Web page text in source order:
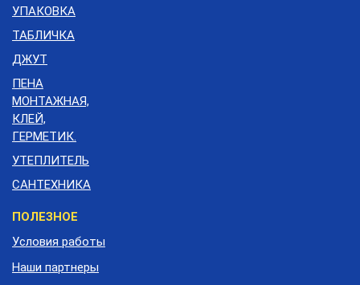
УПАКОВКА
ТАБЛИЧКА
ДЖУТ
ПЕНА
МОНТАЖНАЯ,
КЛЕЙ,
ГЕРМЕТИК.
УТЕПЛИТЕЛЬ
САНТЕХНИКА
Меню
подвала
ПОЛЕЗНОЕ
Условия работы
Наши партнеры